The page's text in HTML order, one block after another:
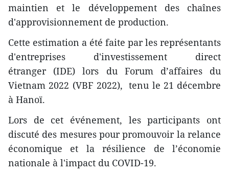
maintien et le développement des chaînes
d'approvisionnement de production.
Cette estimation a été faite par les représentants
d'entreprises d'investissement direct
étranger (IDE) lors du Forum d’affaires du
Vietnam 2022 (VBF 2022), tenu le 21 décembre
à Hanoï.
Lors de cet événement, les participants ont
discuté des mesures pour promouvoir la relance
économique et la résilience de l’économie
nationale à l'impact du COVID-19.